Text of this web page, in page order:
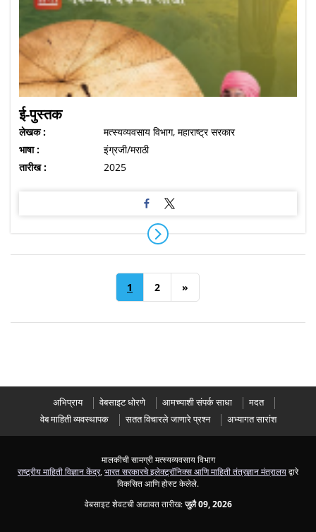
ई-पुस्तक
लेखक :
मत्स्यव्यवसाय विभाग, महाराष्ट्र सरकार
भाषा :
इंग्रजी/मराठी
तारीख :
2025
1 2 »
अभिप्राय वेबसाइट धोरणे आमच्याशी संपर्क साधा
मदत
वेब माहिती व्यवस्थापक
सतत विचारले जाणारे प्रश्न अभ्यागत सारांश
मालकीची सामग्री मत्स्यव्यवसाय विभाग
राष्ट्रीय माहिती विज्ञान केंद्र, भारत सरकारचे इलेक्ट्रॉनिक्स आणि माहिती तंत्रज्ञान मंत्रालयद्वारे
विकसित आणि होस्ट केलेले.
वेबसाइट शेवटची अद्यावत तारीख:जुलै 09, 2026